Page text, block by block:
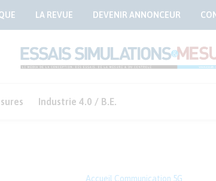
LA REVUE DEVENIR ANNONCEUR
Industrie 4.0 / B.E.
Accueil Communication 5G